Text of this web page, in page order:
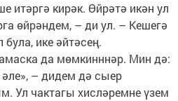
итәргә кирәк. Өйрәтә икән ул
өйрәндем, – ди ул. – Кешегә
ике әйтәсең.
да мөмкинннәр. Мин дә:
– дидем дә сыер
Ул чактагы хисләремне үзем